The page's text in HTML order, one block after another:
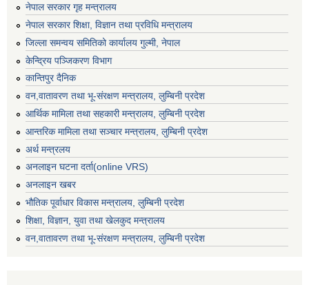
नेपाल सरकार गृह मन्त्रालय
नेपाल सरकार शिक्षा, विज्ञान तथा प्रविधि मन्त्रालय
जिल्ला समन्वय समितिको कार्यालय गुल्मी, नेपाल
केन्द्रिय पञ्जिकरण विभाग
कान्तिपुर दैनिक
वन,वातावरण तथा भू-संरक्षण मन्त्रालय, लुम्बिनी प्रदेश
आर्थिक मामिला तथा सहकारी मन्त्रालय, लुम्बिनी प्रदेश
आन्तरिक मामिला तथा सञ्चार मन्त्रालय, लुम्बिनी प्रदेश
अर्थ मन्त्रलय
अनलाइन घटना दर्ता(online VRS)
अनलाइन खबर
भौतिक पूर्वाधार विकास मन्त्रालय, लुम्बिनी प्रदेश
शिक्षा, विज्ञान, युवा तथा खेलकुद मन्‍‍त्रालय
वन,वातावरण तथा भू-संरक्षण मन्त्रालय, लुम्बिनी प्रदेश